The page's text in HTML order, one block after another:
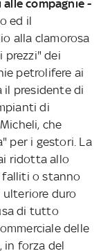
compagnie -
ed il
alla clamorosa
prezzi" dei
petrolifere ai
il presidente di
di
che
per i gestori. La
ridotta allo
falliti o stanno
duro
di tutto
delle
in forza del